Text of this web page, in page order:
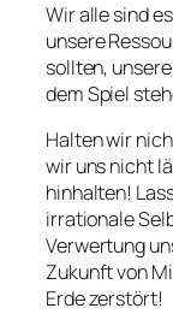
Wir alle sind
unsere
sollten,
dem Spiel
Halten wir
wir uns nicht
hinhalten!
irrationale
Verwertung
Zukunft von
Erde zerstört!